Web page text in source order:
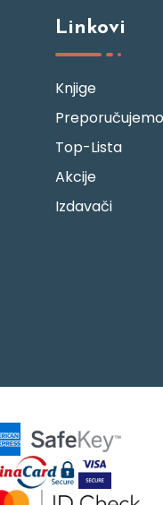
Linkovi
Knjige
Preporučujemo
Top-Lista
Akcije
Izdavači